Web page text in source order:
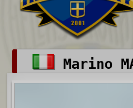
Marino